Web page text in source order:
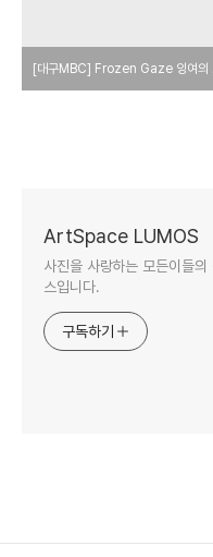
ArtSpace LUMOS
사진을 사랑하는 모든이들
스입니다.
구독하기